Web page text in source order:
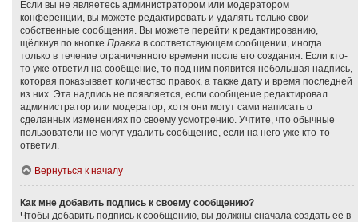
Если вы не являетесь администратором или модератором
конференции, вы можете редактировать и удалять только свои
собственные сообщения. Вы можете перейти к редактированию,
щёлкнув по кнопке Правка в соответствующем сообщении, иногда
только в течение ограниченного времени после его создания. Если кто-
то уже ответил на сообщение, то под ним появится небольшая надпись,
которая показывает количество правок, а также дату и время последней
из них. Эта надпись не появляется, если сообщение редактировал
администратор или модератор, хотя они могут сами написать о
сделанных изменениях по своему усмотрению. Учтите, что обычные
пользователи не могут удалить сообщение, если на него уже кто-то
ответил.
Вернуться к началу
Как мне добавить подпись к своему сообщению?
Чтобы добавить подпись к сообщению, вы должны сначала создать её в